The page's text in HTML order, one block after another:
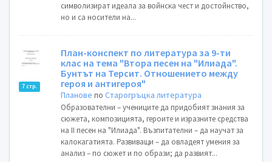
символизират идеала за войнска чест и достойнство,
но и са носители на...
7 стр.
План-конспект по литература за 9-ти
клас на тема "Втора песен на "Илиада".
Бунтът на Терсит. Отношението между
героя и антигероя"
Планове поСтарогръцка литература
Образователни – учениците да придобият знания за
сюжета, композицията, героите и изразните средства
на II песен на "Илиада". Възпитателни – да научат за
калокагатията. Развиващи – да овладеят умения за
анализ – по сюжет и по образи; да развият...